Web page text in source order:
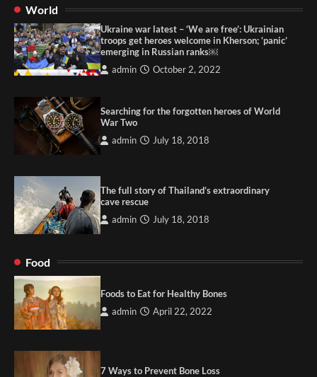
World
Ukraine war latest – ‘We are free’: Ukrainian
troops get heroes welcome in Kherson; ‘panic’
emerging in Russian ranks￼
admin October 2, 2022
Searching for the forgotten heroes of World
War Two
admin July 18, 2018
The full story of Thailand’s extraordinary
cave rescue
admin July 18, 2018
Food
Foods to Eat for Healthy Bones
admin April 22, 2022
7 Ways to Prevent Bone Loss